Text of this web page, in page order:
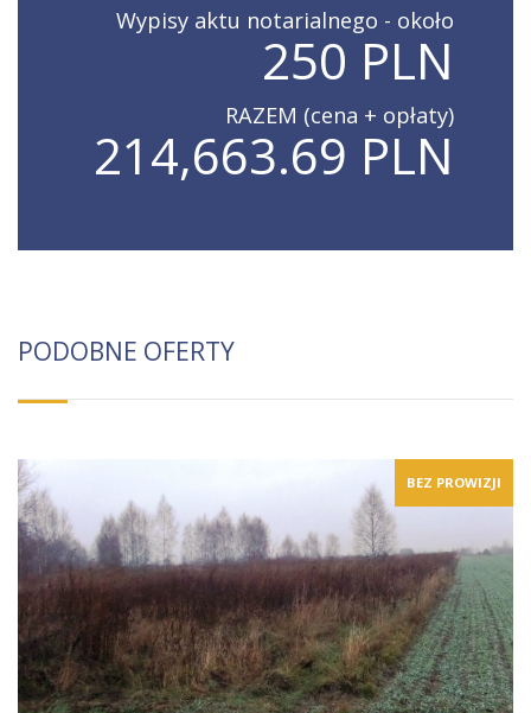
Wypisy aktu notarialnego - około
250 PLN
RAZEM (cena + opłaty)
214,663.69 PLN
PODOBNE OFERTY
BEZ PROWIZJI